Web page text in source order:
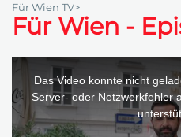
Für Wien TV>
Für Wien -
window.
Das Video konnte nicht
Server- oder Netzwerkfehler